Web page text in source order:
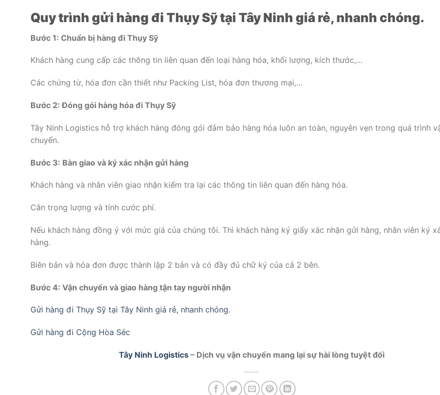
Quy trình gửi hàng đi Thụy Sỹ tại Tây Ninh giá rẻ, nhanh chóng.
Bước 1: Chuẩn bị hàng đi Thụy Sỹ
Khách hàng cung cấp các thông tin liên quan đến loại hàng hóa, khối lượng, kích thước,…
Các chứng từ, hóa đơn cần thiết như Packing List, hóa đơn thương mại,…
Bước 2: Đóng gói hàng hóa đi Thụy Sỹ
Tây Ninh Logistics hỗ trợ khách hàng đóng gói đảm bảo hàng hóa luôn an toàn, nguyên vẹn trong quá trình
chuyển.
Bước 3: Bàn giao và ký xác nhận gửi hàng
Khách hàng và nhân viên giao nhận kiểm tra lại các thông tin liên quan đến hàng hóa.
Cân trọng lượng và tính cước phí.
Nếu khách hàng đồng ý với mức giá của chúng tôi. Thì khách hàng ký giấy xác nhận gửi hàng, nhân viên ký
hàng.
Biên bản và hóa đơn được thành lập 2 bản và có đầy đủ chữ ký của cả 2 bên.
Bước 4: Vận chuyển và giao hàng tận tay người nhận
Gửi hàng đi Thụy Sỹ tại Tây Ninh giá rẻ, nhanh chóng.
Gửi hàng đi Cộng Hòa Séc
Tây Ninh Logistics– Dịch vụ vận chuyển mang lại sự hài lòng tuyệt đối